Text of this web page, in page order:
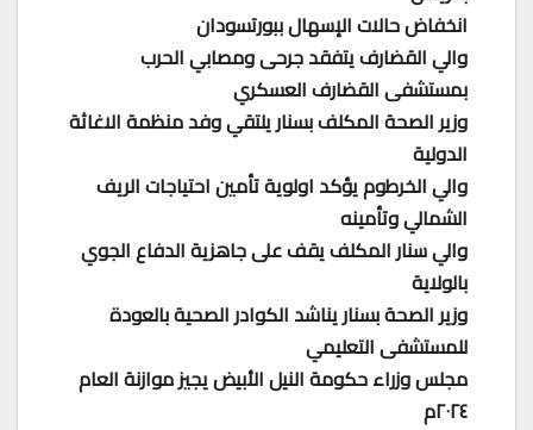
انخفاض حالات الإسهال ببورتسودان
والي القضارف يتفقد جرحى ومصابي الحرب
بمستشفى القضارف العسكري
وزير الصحة المكلف بسنار يلتقي وفد منظمة الاغاثة
الدولية
والي الخرطوم يؤكد اولوية تأمين احتياجات الريف
الشمالي وتأمينه
والي سنار المكلف يقف على جاهزية الدفاع الجوي
بالولاية
وزير الصحة بسنار يناشد الكوادر الصحية بالعودة
للمستشفى التعليمي
مجلس وزراء حكومة النيل الأبيض يجيز موازنة العام
٢٠٢٤م